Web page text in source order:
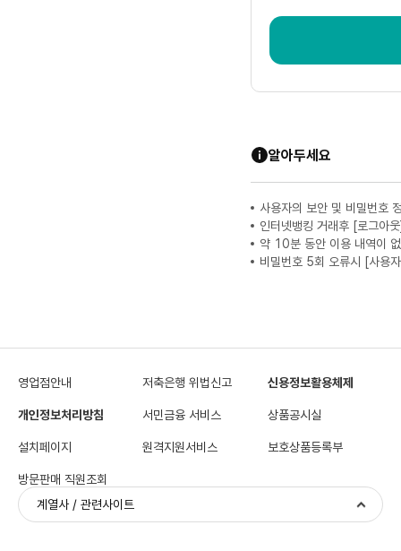
알아두세요
사용자의 보안 및 비밀번호
인터넷뱅킹 거래후 [로그아
약 10분 동안 이용 내역이
비밀번호 5회 오류시 [사용
영업점안내 저축은행 위법신고 신용정보활용체제
개인정보처리방침 서민금융 서비스 상품공시실
설치페이지 원격지원서비스 보호상품등록부
방문판매 직원조회
계열사 / 관련사이트